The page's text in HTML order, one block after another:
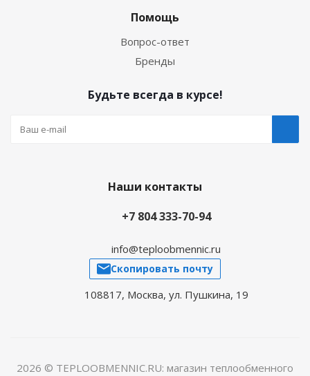
Помощь
Вопрос-ответ
Бренды
Будьте всегда в курсе!
Наши контакты
+7 804 333-70-94
info@teploobmennic.ru
Скопировать почту
108817, Москва, ул. Пушкина, 19
2026 © TEPLOOBMENNIC.RU: магазин теплообменного